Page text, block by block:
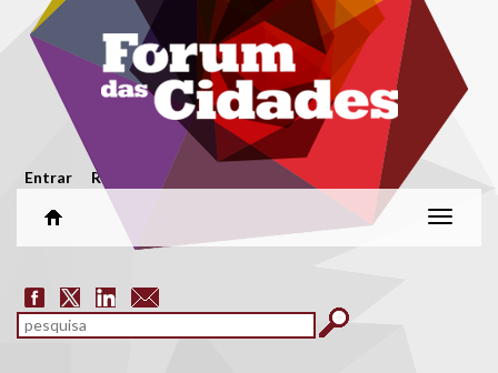
Passar para o conteúdo principal
Menu secundário
Entrar Registar
Alterar
Formulário de pesquisa
pesquisar